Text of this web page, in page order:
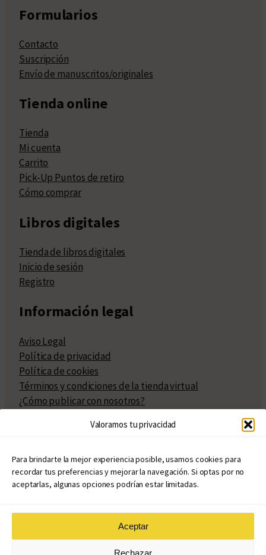
Valoramos tu privacidad
Para brindarte la mejor experiencia posible, usamos cookies para
recordar tus preferencias y mejorar la navegación. Si optas por no
aceptarlas, algunas opciones podrían estar limitadas.
Aceptar
Rechazar
Formularios
Contacto
Suscripción
Envío de manuscritos/originales
Tienda online
Tienda
Mi cuenta
Carrito
Pick-Up Puntos de retiro
Cómo comprar
Libros digitales
Tienda de libros digitales
Inicio de sesión
Registro
Información legal
Aviso Legal
Política de privacidad
Política de cookies
Términos y condiciones de la tienda virtual
¿Cómo publicar con nosotros?
Políticas de publicación
Políticas de coedición
Atribuciones